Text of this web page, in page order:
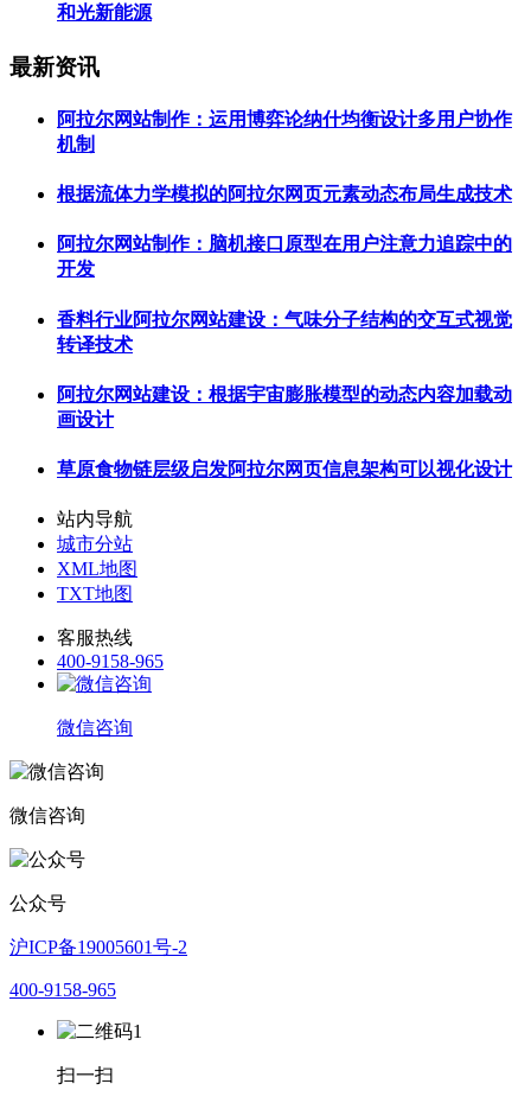
和光新能源
最新资讯
阿拉尔网站制作：运用博弈论纳什均衡设计多用户协作
机制
根据流体力学模拟的阿拉尔网页元素动态布局生成技术
阿拉尔网站制作：脑机接口原型在用户注意力追踪中的
开发
香料行业阿拉尔网站建设：气味分子结构的交互式视觉
转译技术
阿拉尔网站建设：根据宇宙膨胀模型的动态内容加载动
画设计
草原食物链层级启发阿拉尔网页信息架构可以视化设计
站内导航
城市分站
XML地图
TXT地图
客服热线
400-9158-965
微信咨询
微信咨询
公众号
沪ICP备19005601号-2
400-9158-965
扫一扫